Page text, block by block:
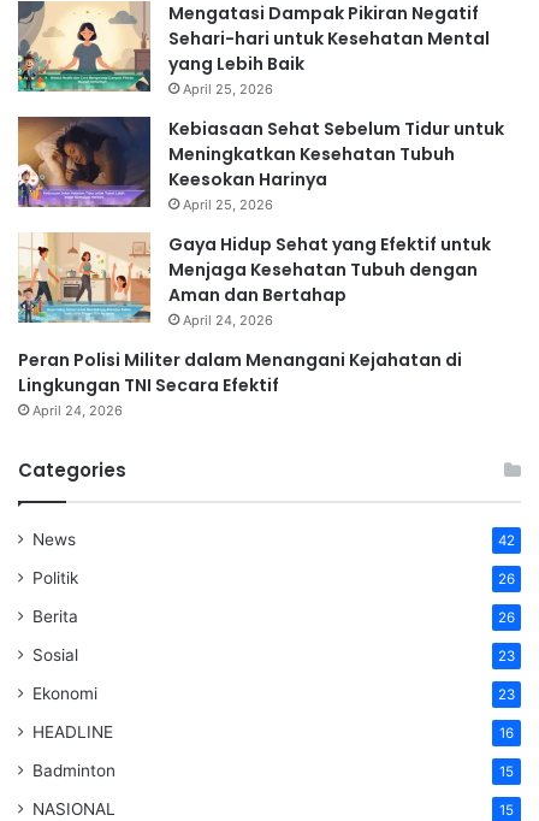
Mengatasi Dampak Pikiran Negatif
Sehari-hari untuk Kesehatan Mental
yang Lebih Baik
April 25, 2026
Kebiasaan Sehat Sebelum Tidur untuk
Meningkatkan Kesehatan Tubuh
Keesokan Harinya
April 25, 2026
Gaya Hidup Sehat yang Efektif untuk
Menjaga Kesehatan Tubuh dengan
Aman dan Bertahap
April 24, 2026
Peran Polisi Militer dalam Menangani Kejahatan di
Lingkungan TNI Secara Efektif
April 24, 2026
Categories
News 42
Politik 26
Berita 26
Sosial 23
Ekonomi 23
HEADLINE 16
Badminton 15
NASIONAL 15